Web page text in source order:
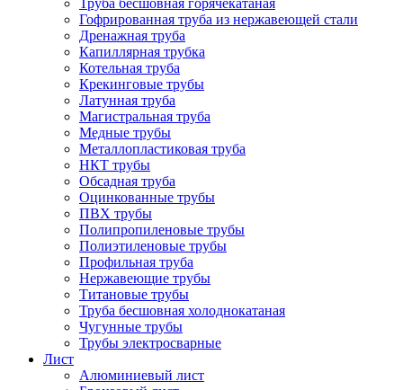
Труба бесшовная горячекатаная
Гофрированная труба из нержавеющей стали
Дренажная труба
Капиллярная трубка
Котельная труба
Крекинговые трубы
Латунная труба
Магистральная труба
Медные трубы
Металлопластиковая труба
НКТ трубы
Обсадная труба
Оцинкованные трубы
ПВХ трубы
Полипропиленовые трубы
Полиэтиленовые трубы
Профильная труба
Нержавеющие трубы
Титановые трубы
Труба бесшовная холоднокатаная
Чугунные трубы
Трубы электросварные
Лист
Алюминиевый лист